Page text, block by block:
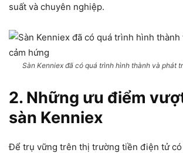
suất và chuyên nghiệp.
Sàn Kenniex đã có quá trình hình thành và phát
2. Những ưu điểm
sàn Kenniex
Để trụ vững trên thị trường tiền điện tử